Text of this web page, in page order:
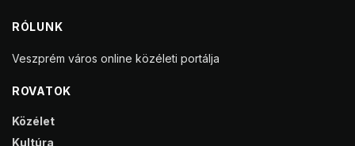
RÓLUNK
Veszprém város online közéleti portálja
ROVATOK
Közélet
Kultúra